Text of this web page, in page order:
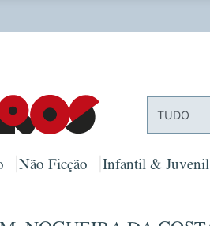
TUDO
Não Ficção Infantil & Juvenil